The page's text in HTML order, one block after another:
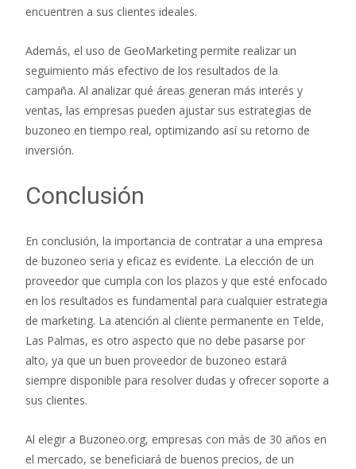
encuentren a sus clientes ideales.
Además, el uso de GeoMarketing permite realizar un
seguimiento más efectivo de los resultados de la
campaña. Al analizar qué áreas generan más interés y
ventas, las empresas pueden ajustar sus estrategias de
buzoneo en tiempo real, optimizando así su retorno de
inversión.
Conclusión
En conclusión, la importancia de contratar a una empresa
de buzoneo seria y eficaz es evidente. La elección de un
proveedor que cumpla con los plazos y que esté enfocado
en los resultados es fundamental para cualquier estrategia
de marketing. La atención al cliente permanente en Telde,
Las Palmas, es otro aspecto que no debe pasarse por
alto, ya que un buen proveedor de buzoneo estará
siempre disponible para resolver dudas y ofrecer soporte a
sus clientes.
Al elegir a Buzoneo.org, empresas con más de 30 años en
el mercado, se beneficiará de buenos precios, de un